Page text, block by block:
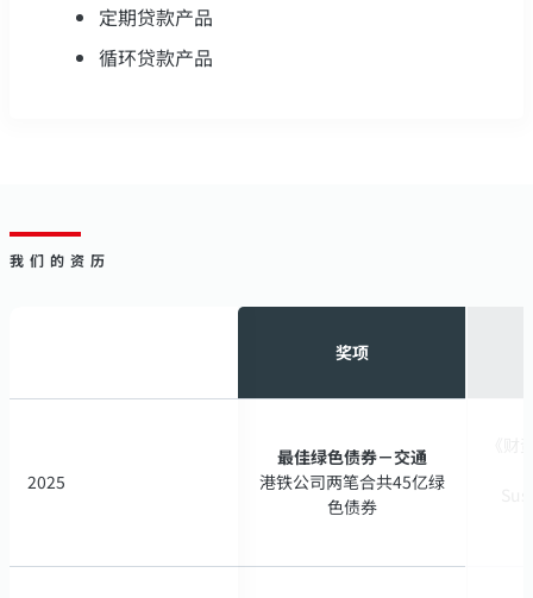
定期贷款产品
循环贷款产品
我们的资历
2025
奖项
最佳绿色债券－交通
港铁公司两笔合共45亿绿
色债券
2025
奖项
最佳绿色债券－交通
港铁公司两笔合共45亿绿
色债券